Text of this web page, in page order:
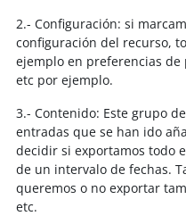
2.- Configuración: si
configuración del recurso,
ejemplo en preferencias
etc por ejemplo.
3.- Contenido: Este grupo
entradas que se han ido
decidir si exportamos todo
de un intervalo de fechas.
queremos o no exportar
etc.